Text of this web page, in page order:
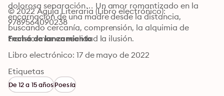
dolorosa separación… Un amor romantizado en la
encarnación de una madre desde la distancia,
buscando cercanía, comprensión, la alquimia de
transformar en realidad la ilusión.
© 2022 Aguja Literaria (Libro electrónico):
9789564090238
Fecha de lanzamiento
Libro electrónico: 17 de mayo de 2022
Etiquetas
De 12 a 15 añosPoesía